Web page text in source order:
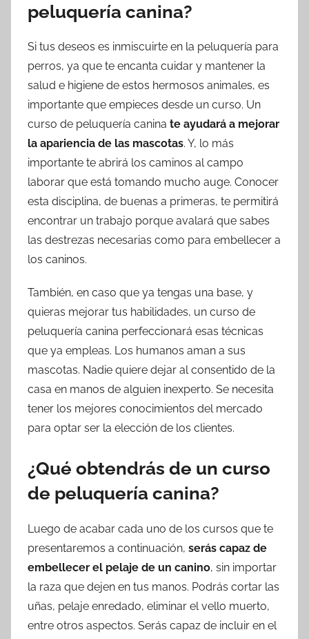
peluquería canina?
Si tus deseos es inmiscuirte en la peluquería para
perros, ya que te encanta cuidar y mantener la
salud e higiene de estos hermosos animales, es
importante que empieces desde un curso. Un
curso de peluquería canina te ayudará a mejorar
la apariencia de las mascotas. Y, lo más
importante te abrirá los caminos al campo
laborar que está tomando mucho auge. Conocer
esta disciplina, de buenas a primeras, te permitirá
encontrar un trabajo porque avalará que sabes
las destrezas necesarias como para embellecer a
los caninos.
También, en caso que ya tengas una base, y
quieras mejorar tus habilidades, un curso de
peluquería canina perfeccionará esas técnicas
que ya empleas. Los humanos aman a sus
mascotas. Nadie quiere dejar al consentido de la
casa en manos de alguien inexperto. Se necesita
tener los mejores conocimientos del mercado
para optar ser la elección de los clientes.
¿Qué obtendrás de un curso
de peluquería canina?
Luego de acabar cada uno de los cursos que te
presentaremos a continuación, serás capaz de
embellecer el pelaje de un canino, sin importar
la raza que dejen en tus manos. Podrás cortar las
uñas, pelaje enredado, eliminar el vello muerto,
entre otros aspectos. Serás capaz de incluir en el